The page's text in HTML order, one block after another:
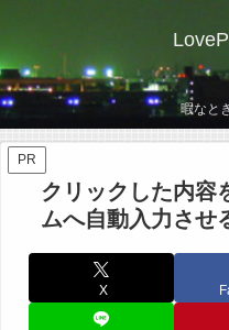
暇なと
PR
クリックした内容
ムへ自動入力させ
X